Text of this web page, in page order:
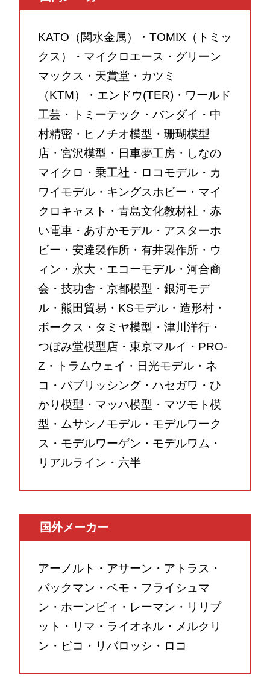
KATO（関水金属）・TOMIX（トミッ
クス）・マイクロエース・グリーン
マックス・天賞堂・カツミ
（KTM）・エンドウ(TER)・ワールド
工芸・トミーテック・バンダイ・中
村精密・ピノチオ模型・珊瑚模型
店・宮沢模型・日車夢工房・しなの
マイクロ・乗工社・ロコモデル・カ
ワイモデル・キングスホビー・マイ
クロキャスト・青島文化教材社・赤
い電車・あすかモデル・アスターホ
ビー・安達製作所・有井製作所・ウ
ィン・永大・エコーモデル・河合商
会・技功舎・京都模型・銀河モデ
ル・熊田貿易・KSモデル・造形村・
ボークス・タミヤ模型・津川洋行・
つぼみ堂模型店・東京マルイ・PRO-
Z・トラムウェイ・日光モデル・ネ
コ・パブリッシング・ハセガワ・ひ
かり模型・マッハ模型・マツモト模
型・ムサシノモデル・モデルワーク
ス・モデルワーゲン・モデルワム・
リアルライン・六半
国外メーカー
アーノルト・アサーン・アトラス・
バックマン・ベモ・フライシュマ
ン・ホーンビィ・レーマン・リリプ
ット・リマ・ライオネル・メルクリ
ン・ピコ・リバロッシ・ロコ